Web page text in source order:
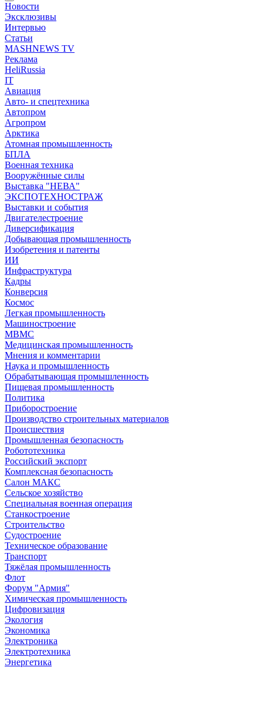
Новости
Эксклюзивы
Интервью
Статьи
MASHNEWS TV
Реклама
HeliRussia
IT
Авиация
Авто- и спецтехника
Автопром
Агропром
Арктика
Атомная промышленность
БПЛА
Военная техника
Вооружённые силы
Выставка "НЕВА"
ЭКСПОТЕХНОСТРАЖ
Выставки и события
Двигателестроение
Диверсификация
Добывающая промышленность
Изобретения и патенты
ИИ
Инфраструктура
Кадры
Конверсия
Космос
Легкая промышленность
Машиностроение
МВМС
Медицинская промышленность
Мнения и комментарии
Наука и промышленность
Обрабатывающая промышленность
Пищевая промышленность
Политика
Приборостроение
Производство строительных материалов
Происшествия
Промышленная безопасность
Робототехника
Российский экспорт
Комплексная безопасность
Салон МАКС
Сельское хозяйство
Специальная военная операция
Станкостроение
Строительство
Судостроение
Техническое образование
Транспорт
Тяжёлая промышленность
Флот
Форум "Армия"
Химическая промышленность
Цифровизация
Экология
Экономика
Электроника
Электротехника
Энергетика